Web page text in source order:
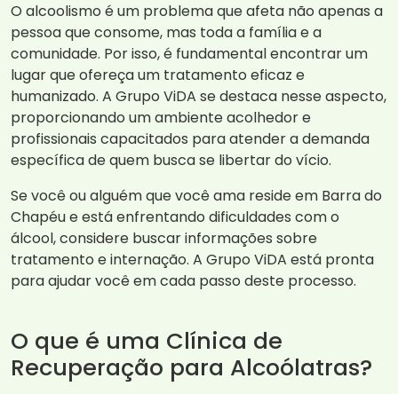
O alcoolismo é um problema que afeta não apenas a
pessoa que consome, mas toda a família e a
comunidade. Por isso, é fundamental encontrar um
lugar que ofereça um tratamento eficaz e
humanizado. A Grupo ViDA se destaca nesse aspecto,
proporcionando um ambiente acolhedor e
profissionais capacitados para atender a demanda
específica de quem busca se libertar do vício.
Se você ou alguém que você ama reside em Barra do
Chapéu e está enfrentando dificuldades com o
álcool, considere buscar informações sobre
tratamento e internação. A Grupo ViDA está pronta
para ajudar você em cada passo deste processo.
O que é uma Clínica de
Recuperação para Alcoólatras?